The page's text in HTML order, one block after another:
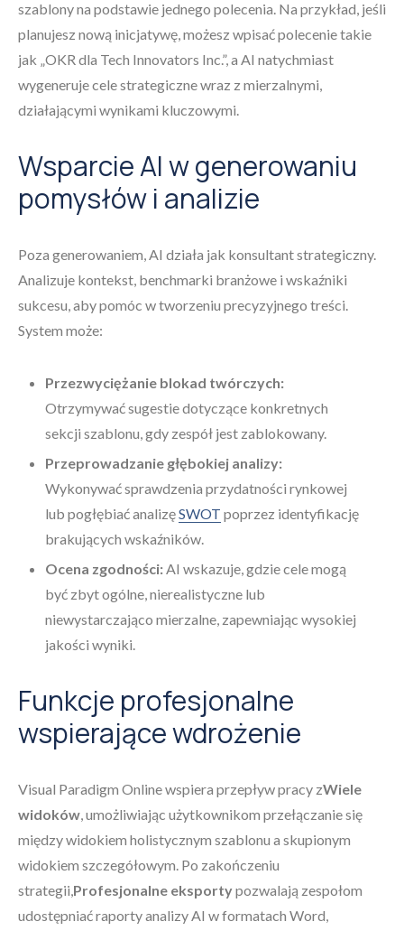
szablony na podstawie jednego polecenia. Na przykład, jeśli
planujesz nową inicjatywę, możesz wpisać polecenie takie
jak „OKR dla Tech Innovators Inc.”, a AI natychmiast
wygeneruje cele strategiczne wraz z mierzalnymi,
działającymi wynikami kluczowymi.
Wsparcie AI w generowaniu
pomysłów i analizie
Poza generowaniem, AI działa jak konsultant strategiczny.
Analizuje kontekst, benchmarki branżowe i wskaźniki
sukcesu, aby pomóc w tworzeniu precyzyjnego treści.
System może:
Przezwyciężanie blokad twórczych:
Otrzymywać sugestie dotyczące konkretnych
sekcji szablonu, gdy zespół jest zablokowany.
Przeprowadzanie głębokiej analizy:
Wykonywać sprawdzenia przydatności rynkowej
lub pogłębiać analizęSWOT poprzez identyfikację
brakujących wskaźników.
Ocena zgodności:AI wskazuje, gdzie cele mogą
być zbyt ogólne, nierealistyczne lub
niewystarczająco mierzalne, zapewniając wysokiej
jakości wyniki.
Funkcje profesjonalne
wspierające wdrożenie
Visual Paradigm Online wspiera przepływ pracy zWiele
widoków, umożliwiając użytkownikom przełączanie się
między widokiem holistycznym szablonu a skupionym
widokiem szczegółowym. Po zakończeniu
strategii,Profesjonalne eksportypozwalają zespołom
udostępniać raporty analizy AI w formatach Word,